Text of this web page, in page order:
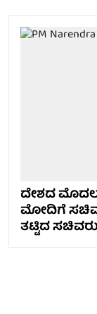
ದೇಶದ
ಮೋದಿಗೆ ಸಚಿವ
ತಟ್ಟಿದ